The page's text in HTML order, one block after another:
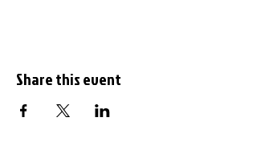
Share this event